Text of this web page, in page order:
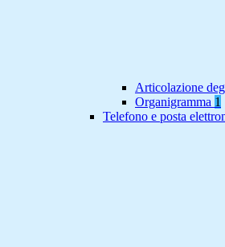
Articolazione
Organigramma 1
Telefono e posta